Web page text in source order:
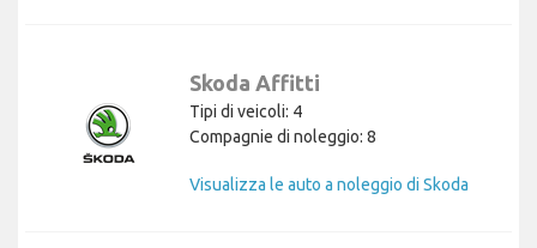
Skoda Affitti
Tipi di veicoli: 4
Compagnie di noleggio: 8
Visualizza le auto a noleggio di Skoda